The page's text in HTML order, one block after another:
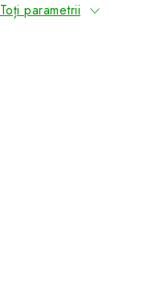
Toți parametrii